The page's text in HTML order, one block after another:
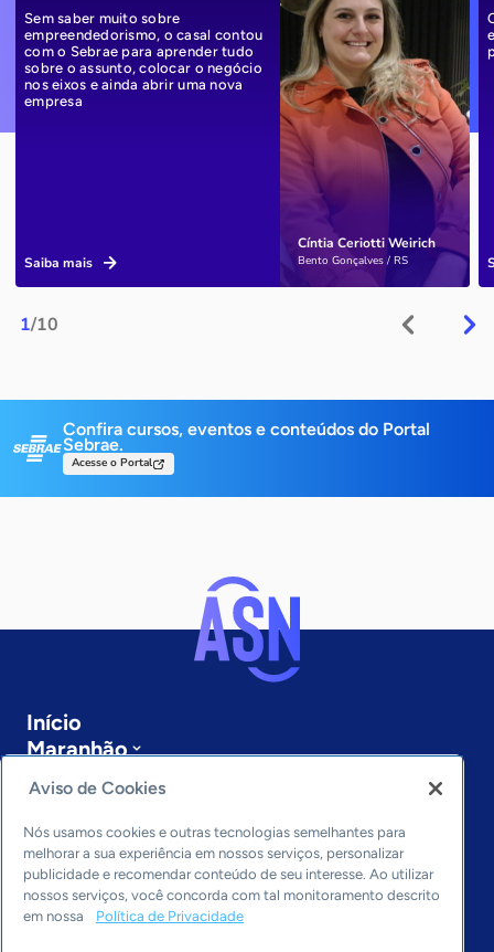
1/10
Cíntia Ceriotti Weirich
Bento Gonçalves / RS
Sem saber muito sobre
empreendedorismo, o casal contou
com o Sebrae para aprender tudo
sobre o assunto, colocar o negócio
nos eixos e ainda abrir uma nova
empresa
Saiba mais
Confira cursos, eventos e conteúdos do Portal
Sebrae.
Acesse o Portal
Início
Maranhão
Sobre a ASN
Últimas notícias
Entre em contato
Editorias
Economia & Política
Inovação & Tecnologia
Aviso de Cookies
Nós usamos cookies e outras tecnologias semelhantes para
melhorar a sua experiência em nossos serviços, personalizar
publicidade e recomendar conteúdo de seu interesse. Ao utilizar
nossos serviços, você concorda com tal monitoramento descrito
em nossa
Política de Privacidade